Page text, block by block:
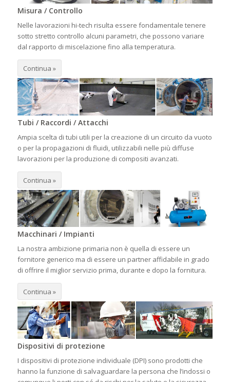
Misura / Controllo
Nelle lavorazioni hi-tech risulta essere fondamentale tenere
sotto stretto controllo alcuni parametri, che possono variare
dal rapporto di miscelazione fino alla temperatura.
Continua »
Tubi / Raccordi / Attacchi
Ampia scelta di tubi utili per la creazione di un circuito da vuoto
o per la propagazioni di fluidi, utilizzabili nelle più diffuse
lavorazioni per la produzione di compositi avanzati.
Continua »
Macchinari / Impianti
La nostra ambizione primaria non è quella di essere un
fornitore generico ma di essere un partner affidabile in grado
di offrire il miglior servizio prima, durante e dopo la fornitura.
Continua »
Dispositivi di protezione
I dispositivi di protezione individuale (DPI) sono prodotti che
hanno la funzione di salvaguardare la persona che l’indossi o